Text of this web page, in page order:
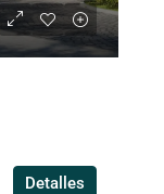
Detalles